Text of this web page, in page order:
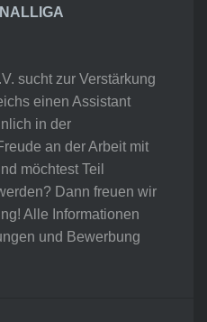
sucht zur Verstärkung
einen Assistant
in der
an der Arbeit mit
möchtest Teil
Dann freuen wir
Alle Informationen
und Bewerbung